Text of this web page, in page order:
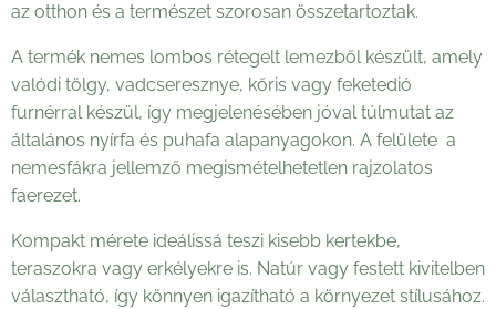
az otthon és a természet szorosan összetartoztak.
A termék nemes lombos rétegelt lemezből készült, amely
valódi tölgy, vadcseresznye, kőris vagy feketedió
furnérral készül, így megjelenésében jóval túlmutat az
általános nyírfa és puhafa alapanyagokon. A felülete a
nemesfákra jellemző megismételhetetlen rajzolatos
faerezet.
Kompakt mérete ideálissá teszi kisebb kertekbe,
teraszokra vagy erkélyekre is. Natúr vagy festett kivitelben
választható, így könnyen igazítható a környezet stílusához.